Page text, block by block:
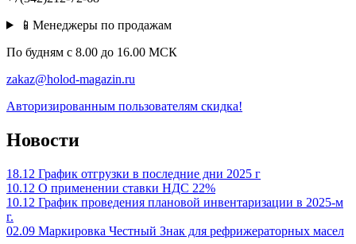
📱Менеджеры по продажам
По будням c 8.00 до 16.00 МСК
zakaz@holod-magazin.ru
Авторизированным пользователям скидка!
Новости
18.12 График отгрузки в последние дни 2025 г
10.12 О применении ставки НДС 22%
10.12 График проведения плановой инвентаризации в 2025-м
г.
02.09 Маркировка Честный Знак для рефрижераторных масел